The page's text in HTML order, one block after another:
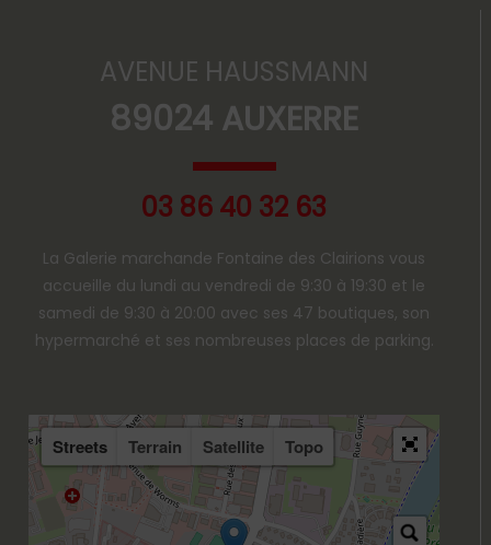
AVENUE HAUSSMANN
89024 AUXERRE
03 86 40 32 63
La Galerie marchande Fontaine des Clairions vous
accueille du lundi au vendredi de 9:30 à 19:30 et le
samedi de 9:30 à 20:00 avec ses 47 boutiques, son
hypermarché et ses nombreuses places de parking.
Streets Terrain Satellite Topo